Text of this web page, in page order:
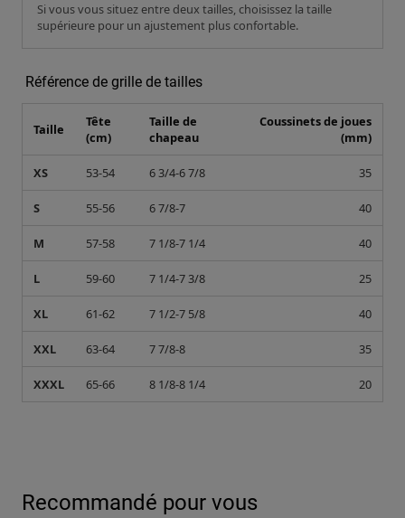
Si vous vous situez entre deux tailles, choisissez la taille
supérieure pour un ajustement plus confortable.
Référence de grille de tailles
Taille
Tête
(cm)
Taille de
chapeau
Coussinets de joues
(mm)
XS 53-54 6 3/4-6 7/8 35
S 55-56 6 7/8-7 40
M 57-58 7 1/8-7 1/4 40
L 59-60 7 1/4-7 3/8 25
XL 61-62 7 1/2-7 5/8 40
XXL 63-64 7 7/8-8 35
XXXL 65-66 8 1/8-8 1/4 20
Recommandé pour vous